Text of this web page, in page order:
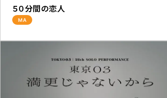
５０分間の恋人
MA